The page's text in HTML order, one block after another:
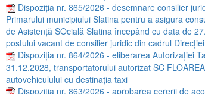
Dispoziția nr. 865/2026 - desemnare consilier
Primarului municipiului Slatina pentru a asigura
de Asistență SOcială Slatina începând cu data de
postului vacant de consilier juridic din cadrul
Dispoziția nr. 864/2026 - eliberarea Autorizației
31.12.2028, transportatorului autorizat SC
autovehiculului cu destinația taxi
Dispoziția nr. 863/2026 - aprobarea cererii de